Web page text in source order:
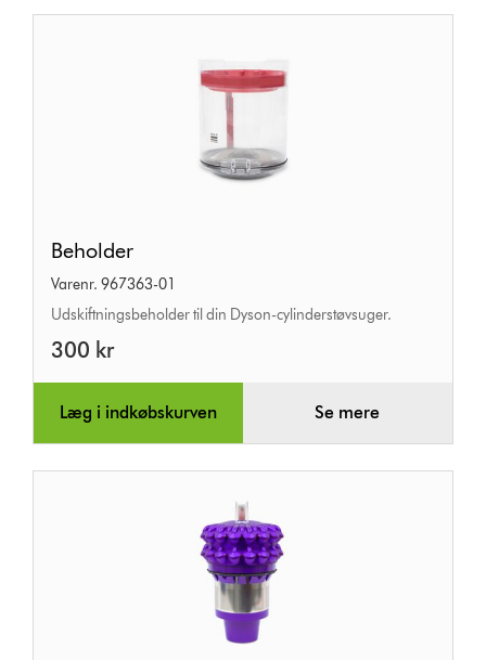
Beholder
Varenr. 967363-01
Udskiftningsbeholder til din Dyson-cylinderstøvsuger.
300 kr
Læg i indkøbskurven Se mere